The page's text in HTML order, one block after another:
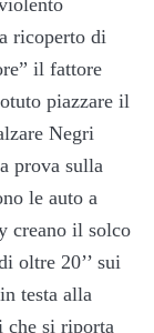
ricoperto di
il fattore
piazzare il
Negri
prova sulla
le auto a
creano il solco
oltre 20’’ sui
testa alla
che si riporta